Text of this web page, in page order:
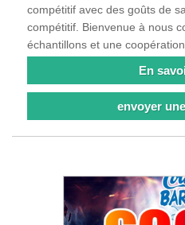
compétitif avec des goûts de
compétitif. Bienvenue à nous
échantillons et une
En
envoyer